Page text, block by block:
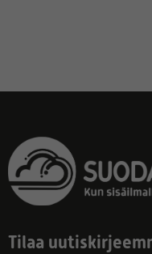
Tilaa